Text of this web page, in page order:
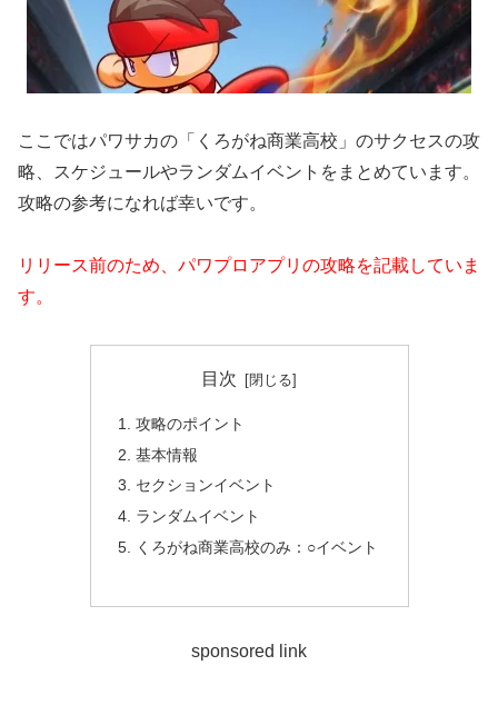
ここではパワサカの「くろがね商業高校」のサクセスの攻
略、スケジュールやランダムイベントをまとめています。
攻略の参考になれば幸いです。
リリース前のため、パワプロアプリの攻略を記載していま
す。
目次
攻略のポイント
基本情報
セクションイベント
ランダムイベント
くろがね商業高校のみ：○イベント
sponsored link